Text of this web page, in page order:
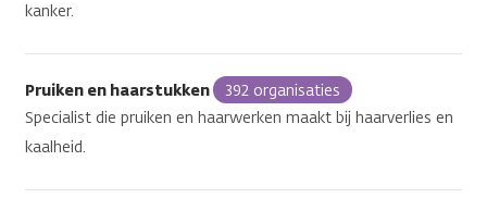
kanker.
Pruiken en haarstukken
392 organisaties
Specialist die pruiken en haarwerken maakt bij haarverlies en
kaalheid.